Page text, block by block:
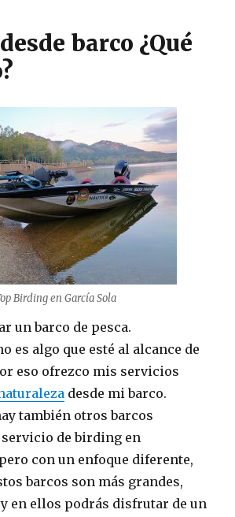
barco ¿Qué
Birding en García Sola
un barco de pesca.
es algo que esté al alcance de
eso ofrezco mis servicios
desde mi barco.
también otros barcos
de birding en
con un enfoque diferente,
barcos son más grandes,
en ellos podrás disfrutar de un